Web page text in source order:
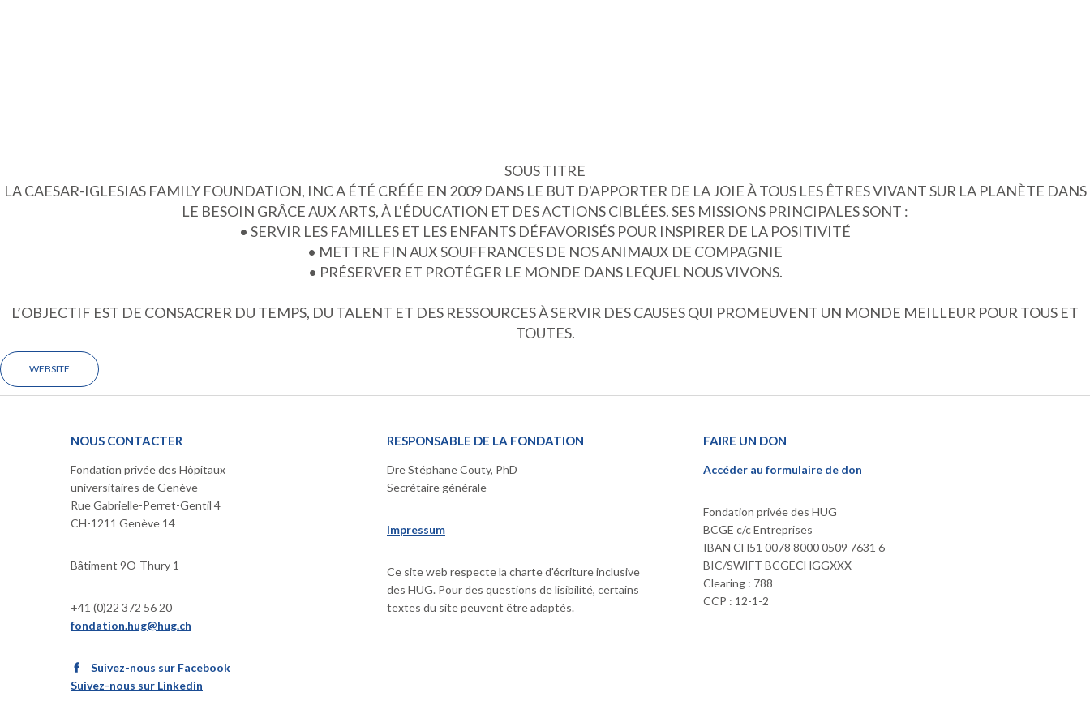
SOUS TITRE
LA CAESAR-IGLESIAS FAMILY FOUNDATION, INC A ÉTÉ CRÉÉE EN 2009 DANS LE BUT D'APPORTER DE LA JOIE À TOUS LES ÊTRES VIVANT SUR LA PLANÈTE DANS
LE BESOIN GRÂCE AUX ARTS, À L'ÉDUCATION ET DES ACTIONS CIBLÉES. SES MISSIONS PRINCIPALES SONT :
• SERVIR LES FAMILLES ET LES ENFANTS DÉFAVORISÉS POUR INSPIRER DE LA POSITIVITÉ
• METTRE FIN AUX SOUFFRANCES DE NOS ANIMAUX DE COMPAGNIE
• PRÉSERVER ET PROTÉGER LE MONDE DANS LEQUEL NOUS VIVONS.
L’OBJECTIF EST DE CONSACRER DU TEMPS, DU TALENT ET DES RESSOURCES À SERVIR DES CAUSES QUI PROMEUVENT UN MONDE MEILLEUR POUR TOUS ET
TOUTES.
WEBSITE
NOUS CONTACTER
Fondation privée des Hôpitaux
universitaires de Genève
Rue Gabrielle-Perret-Gentil 4
CH-1211 Genève 14
Bâtiment 9O-Thury 1
+41 (0)22 372 56 20
fondation.hug@hug.ch
Suivez-nous sur Facebook
Suivez-nous sur Linkedin
RESPONSABLE DE LA FONDATION
Dre Stéphane Couty, PhD
Secrétaire générale
Impressum
Ce site web respecte la charte d'écriture inclusive
des HUG. Pour des questions de lisibilité, certains
textes du site peuvent être adaptés.
FAIRE UN DON
Accéder au formulaire de don
Fondation privée des HUG
BCGE c/c Entreprises
IBAN CH51 0078 8000 0509 7631 6
BIC/SWIFT BCGECHGGXXX
Clearing : 788
CCP : 12-1-2